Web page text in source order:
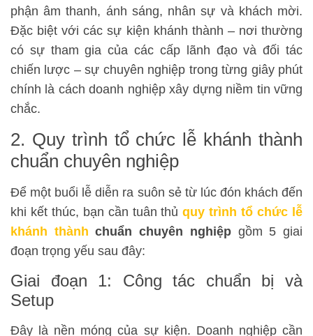
phận âm thanh, ánh sáng, nhân sự và khách mời.
Đặc biệt với các sự kiện khánh thành – nơi thường
có sự tham gia của các cấp lãnh đạo và đối tác
chiến lược – sự chuyên nghiệp trong từng giây phút
chính là cách doanh nghiệp xây dựng niềm tin vững
chắc.
2. Quy trình tổ chức lễ khánh thành
chuẩn chuyên nghiệp
Để một buổi lễ diễn ra suôn sẻ từ lúc đón khách đến
khi kết thúc, bạn cần tuân thủquy trình tổ chức lễ
khánh thành chuẩn chuyên nghiệpgồm 5 giai
đoạn trọng yếu sau đây:
Giai đoạn 1: Công tác chuẩn bị và
Setup
Đây là nền móng của sự kiện. Doanh nghiệp cần